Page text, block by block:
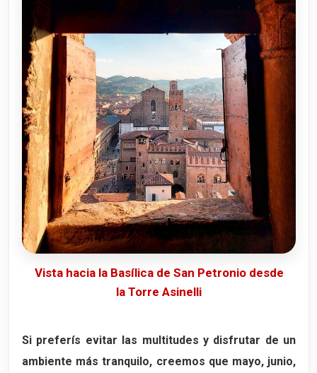
Vista hacia la Basílica de San Petronio desde
la Torre Asinelli
Si preferís evitar las multitudes y disfrutar de un
ambiente más tranquilo, creemos que mayo, junio,